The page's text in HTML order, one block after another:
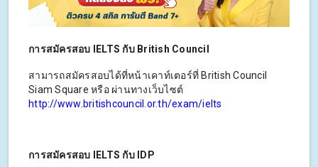
การสมัครสอบ IELTS กับ British Council
สามารถสมัครสอบได้ที่หน้าเคาท์เตอร์ที่ British Council
Siam Square หรือ ผ่านทางเว็บไซต์
http://www.britishcouncil.or.th/exam/ielts
การสมัครสอบ IELTS กับ IDP